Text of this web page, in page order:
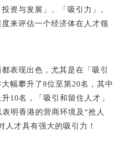
资与发展」、「吸引力」、
度来评估一个经济体在人才领
表现出色，尤其是在「吸引
幅攀升了8位至第20名，其中
10名，「吸引和留住人才」
明香港的营商环境及“抢人
人才具有强大的吸引力！